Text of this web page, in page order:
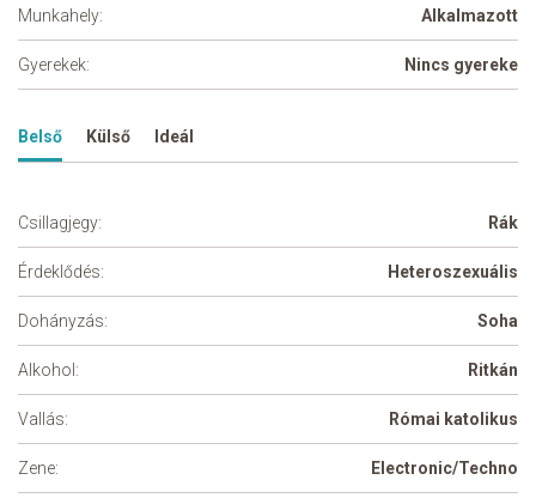
Munkahely: Alkalmazott
Gyerekek: Nincs gyereke
Belső Külső Ideál
Csillagjegy: Rák
Érdeklődés: Heteroszexuális
Dohányzás: Soha
Alkohol: Ritkán
Vallás: Római katolikus
Zene: Electronic/Techno